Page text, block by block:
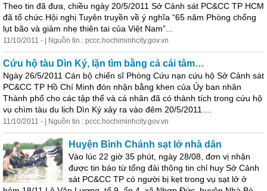
Theo tin đã đưa, chiều ngày 20/5/2011 Sở Cảnh sát PC&CC TP HCM
đã tổ chức Hội nghị Tuyên truyền về ý nghĩa “65 năm Phòng chống
lụt bão và giảm nhẹ thiên tai của Việt Nam”...
11/10/2011 - | Nguồn tin : pccc.hochiminhcity.gov.vn
Cứu hộ tàu Dìn Ký, lặn tìm bằng cả cái tâm…
Ngày 26/5/2011 Cán bộ chiến sĩ Phòng Cứu nạn cứu hộ Sở Cảnh sát
PC&CC TP Hồ Chí Minh đón nhận bằng khen của Ủy ban nhân
Thành phố cho các tập thể và cá nhân đã có thành tích trong cứu hộ
vụ chìm tàu du lịch Dìn Ký xảy ra vào đêm 20/5/2011....
11/10/2011 - | Nguồn tin : pccc.hochiminhcity.gov.vn
Huyện Bình Chánh sạt lở nhà dân
Vào lúc 22 giờ 35 phút, ngày 28/08, đơn vị nhận
được tin báo từ tổng đài thông tin chỉ huy Sở Cảnh
sát PC&CC TP có người bị kẹt trong vụ sạt lở ở